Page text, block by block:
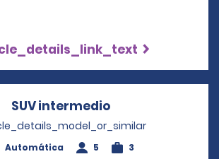
SUV intermedio
Automática 5 3